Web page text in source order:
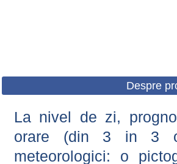
Despre
La nivel de zi,
orare (din 3 in 3
meteorologici: o